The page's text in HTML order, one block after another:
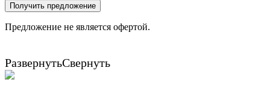
Получить предложение
Предложение не является офертой.
РазвернутьСвернуть